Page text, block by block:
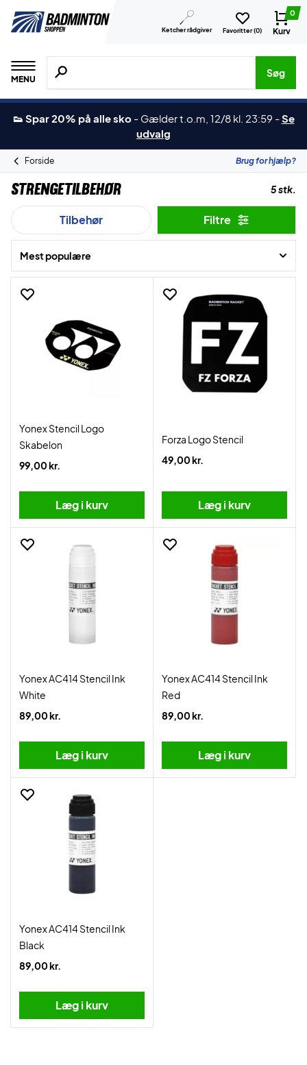
Ketcher rådgiver Favoritter (0)
0
Kurv
MENU
Søg efter produkter, mærker etc.
Søg
👟 Spar 20% på alle sko - Gælder t.o.m, 12/8 kl. 23:59 -Se
udvalg
Forside Brug for hjælp?
Strengetilbehør 5 stk.
Tilbehør Filtre
Mest populære
Yonex Stencil Logo
Skabelon
99,00 kr.
Læg i kurv
Forza Logo Stencil
49,00 kr.
Læg i kurv
Yonex AC414 Stencil Ink
White
89,00 kr.
Læg i kurv
Yonex AC414 Stencil Ink
Red
89,00 kr.
Læg i kurv
Yonex AC414 Stencil Ink
Black
89,00 kr.
Læg i kurv